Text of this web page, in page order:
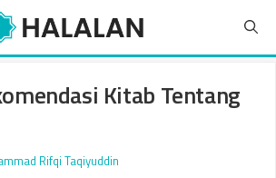
Kitab Tentang
Rifqi Taqiyuddin